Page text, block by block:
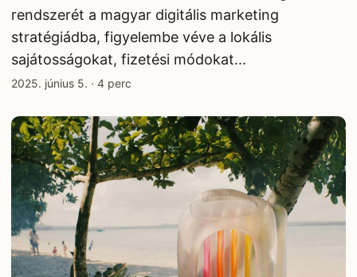
rendszerét a magyar digitális marketing
stratégiádba, figyelembe véve a lokális
sajátosságokat, fizetési módokat...
2025. június 5. · 4 perc